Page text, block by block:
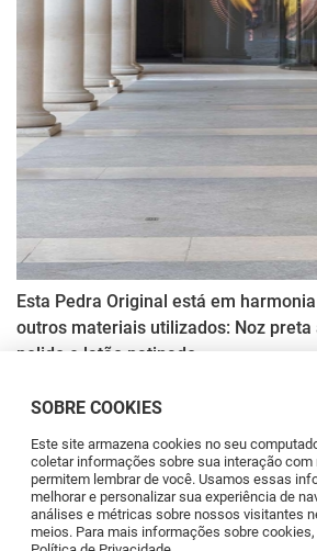
Esta Pedra Original está em
outros materiais utilizados: Noz
polido e latão patinado.
SOBRE COOKIES
Este site armazena cookies no seu
coletar informações sobre sua interação com
permitem lembrar de você. Usamos essas
melhorar e personalizar sua experiência de
análises e métricas sobre nossos visitantes
meios. Para mais informações sobre